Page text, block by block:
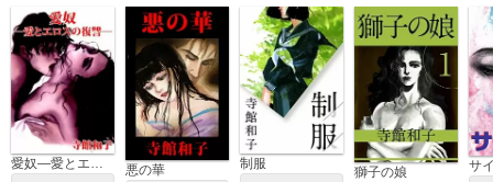
悪の華 制服
獅子の娘 サ